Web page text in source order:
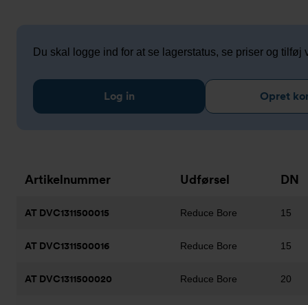
Du skal logge ind for at se lagerstatus, se priser og tilføj
Log in Opret
Artikelnummer Udførsel DN
AT DVC1311500015 Reduce Bore 15
AT DVC1311500016 Reduce Bore 15
AT DVC1311500020 Reduce Bore 20